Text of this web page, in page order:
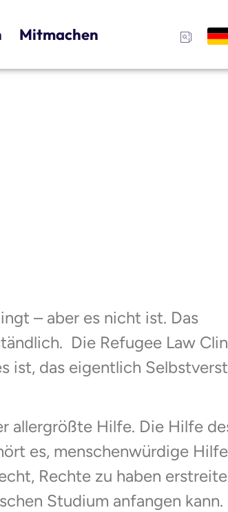
Mitmachen
– aber es nicht ist. Das
Die Refugee Law
ist, das eigentlich
allergrößte Hilfe. Die Hilfe
es, menschenwürdige
Rechte zu haben
Studium anfangen kann.